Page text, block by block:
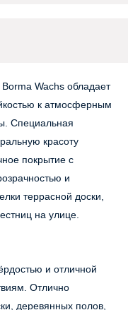
Wachs обладает
к атмосферным
Специальная
красоту
покрытие с
и
террасной доски,
на улице.
и отличной
Отлично
деревянных полов,